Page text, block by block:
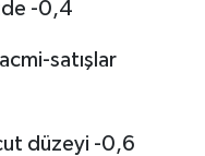
-0,4
satışlar
düzeyi -0,6